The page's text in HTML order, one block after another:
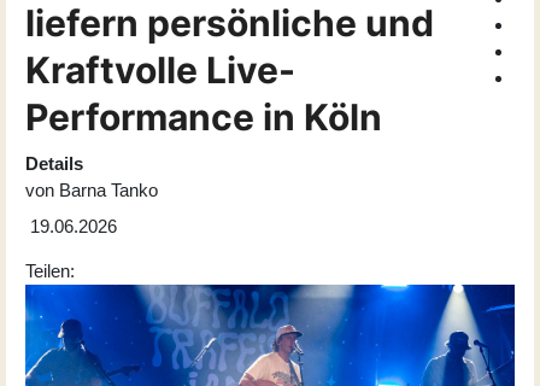
liefern persönliche und
Kraftvolle Live-
Performance in Köln
Details
von Barna Tanko
19.06.2026
Teilen: